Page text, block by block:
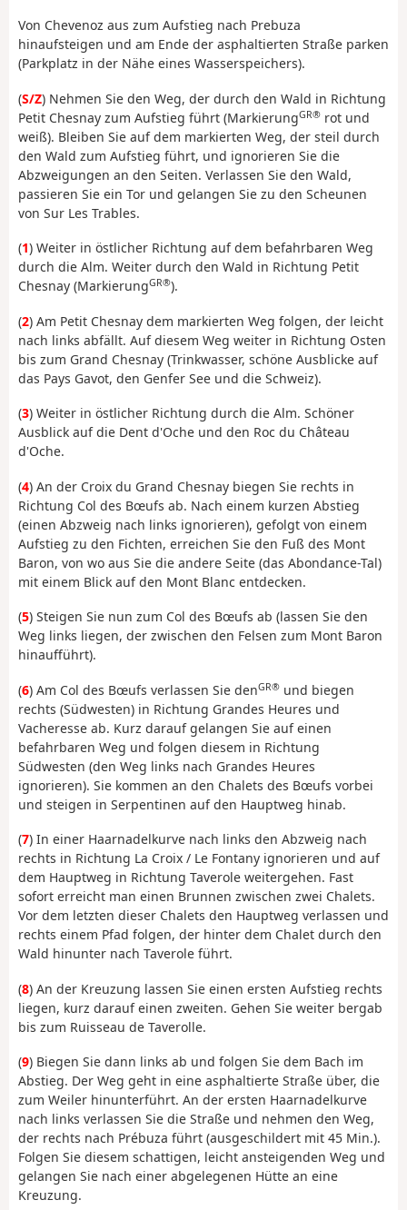
Von Chevenoz aus zum Aufstieg nach Prebuza
hinaufsteigen und am Ende der asphaltierten Straße parken
(Parkplatz in der Nähe eines Wasserspeichers).
(S/Z) Nehmen Sie den Weg, der durch den Wald in Richtung
Petit Chesnay zum Aufstieg führt (MarkierungGR® rot und
weiß). Bleiben Sie auf dem markierten Weg, der steil durch
den Wald zum Aufstieg führt, und ignorieren Sie die
Abzweigungen an den Seiten. Verlassen Sie den Wald,
passieren Sie ein Tor und gelangen Sie zu den Scheunen
von Sur Les Trables.
(1) Weiter in östlicher Richtung auf dem befahrbaren Weg
durch die Alm. Weiter durch den Wald in Richtung Petit
Chesnay (MarkierungGR®).
(2) Am Petit Chesnay dem markierten Weg folgen, der leicht
nach links abfällt. Auf diesem Weg weiter in Richtung Osten
bis zum Grand Chesnay (Trinkwasser, schöne Ausblicke auf
das Pays Gavot, den Genfer See und die Schweiz).
(3) Weiter in östlicher Richtung durch die Alm. Schöner
Ausblick auf die Dent d'Oche und den Roc du Château
d'Oche.
(4) An der Croix du Grand Chesnay biegen Sie rechts in
Richtung Col des Bœufs ab. Nach einem kurzen Abstieg
(einen Abzweig nach links ignorieren), gefolgt von einem
Aufstieg zu den Fichten, erreichen Sie den Fuß des Mont
Baron, von wo aus Sie die andere Seite (das Abondance-Tal)
mit einem Blick auf den Mont Blanc entdecken.
(5) Steigen Sie nun zum Col des Bœufs ab (lassen Sie den
Weg links liegen, der zwischen den Felsen zum Mont Baron
hinaufführt).
(6) Am Col des Bœufs verlassen Sie denGR® und biegen
rechts (Südwesten) in Richtung Grandes Heures und
Vacheresse ab. Kurz darauf gelangen Sie auf einen
befahrbaren Weg und folgen diesem in Richtung
Südwesten (den Weg links nach Grandes Heures
ignorieren). Sie kommen an den Chalets des Bœufs vorbei
und steigen in Serpentinen auf den Hauptweg hinab.
(7) In einer Haarnadelkurve nach links den Abzweig nach
rechts in Richtung La Croix / Le Fontany ignorieren und auf
dem Hauptweg in Richtung Taverole weitergehen. Fast
sofort erreicht man einen Brunnen zwischen zwei Chalets.
Vor dem letzten dieser Chalets den Hauptweg verlassen und
rechts einem Pfad folgen, der hinter dem Chalet durch den
Wald hinunter nach Taverole führt.
(8) An der Kreuzung lassen Sie einen ersten Aufstieg rechts
liegen, kurz darauf einen zweiten. Gehen Sie weiter bergab
bis zum Ruisseau de Taverolle.
(9) Biegen Sie dann links ab und folgen Sie dem Bach im
Abstieg. Der Weg geht in eine asphaltierte Straße über, die
zum Weiler hinunterführt. An der ersten Haarnadelkurve
nach links verlassen Sie die Straße und nehmen den Weg,
der rechts nach Prébuza führt (ausgeschildert mit 45 Min.).
Folgen Sie diesem schattigen, leicht ansteigenden Weg und
gelangen Sie nach einer abgelegenen Hütte an eine
Kreuzung.